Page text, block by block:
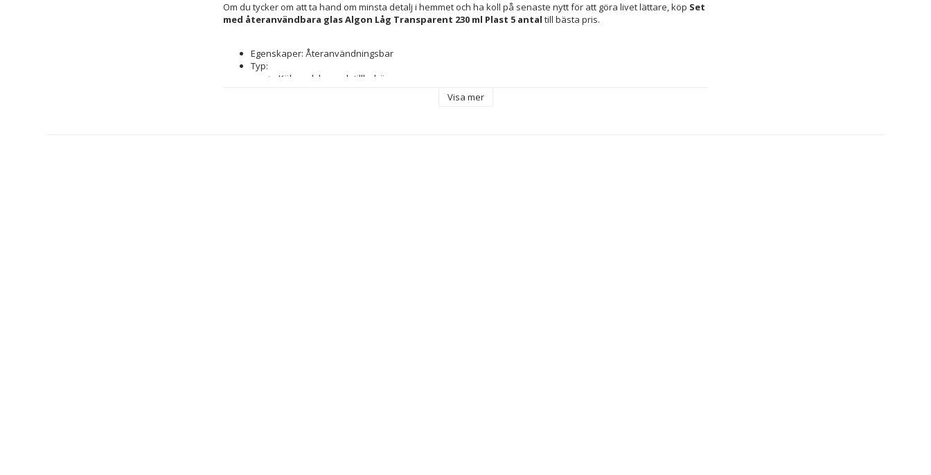
Om du tycker om att ta hand om minsta detalj i hemmet och ha koll på senaste nytt för att göra livet lättare, köp Set
med återanvändbara glas Algon Låg Transparent 230 ml Plast 5 antal till bästa pris.
Egenskaper: Återanvändningsbar
Typ:
Köksredskap och tillbehör
Visa mer